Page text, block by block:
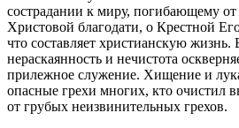
сострадании к миру, погибающему от
Христовой благодати, о Крестной
что составляет христианскую жизнь.
нераскаянность и нечистота
прилежное служение. Хищение и
опасные грехи многих, кто очистил
от грубых неизвинительных грехов.